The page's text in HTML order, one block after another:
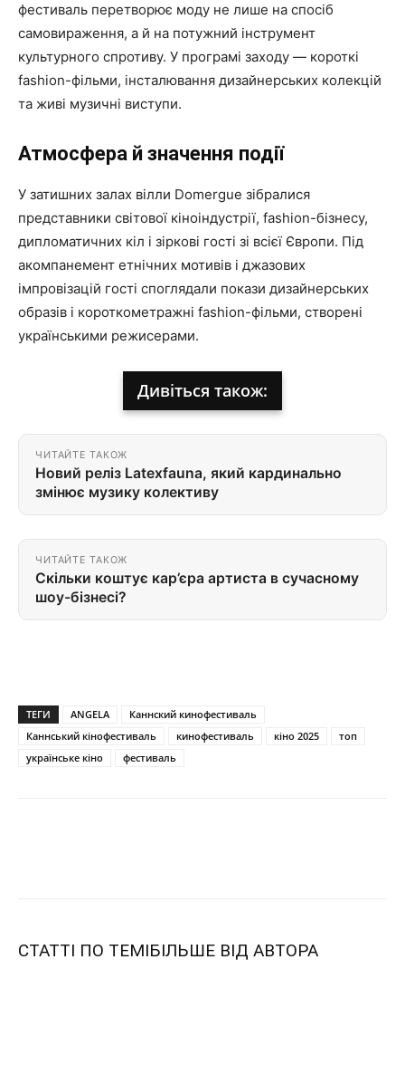
фестиваль перетворює моду не лише на спосіб
самовираження, а й на потужний інструмент
культурного спротиву. У програмі заходу — короткі
fashion-фільми, інсталювання дизайнерських колекцій
та живі музичні виступи.
Атмосфера й значення події
У затишних залах вілли Domergue зібралися
представники світової кіноіндустрії, fashion-бізнесу,
дипломатичних кіл і зіркові гості зі всієї Європи. Під
акомпанемент етнічних мотивів і джазових
імпровізацій гості споглядали покази дизайнерських
образів і короткометражні fashion-фільми, створені
українськими режисерами.
Дивіться також:
ЧИТАЙТЕ ТАКОЖ
Новий реліз Latexfauna, який кардинально
змінює музику колективу
ЧИТАЙТЕ ТАКОЖ
Скільки коштує кар’єра артиста в сучасному
шоу-бізнесі?
ТЕГИ ANGELA
Каннский кинофестиваль
Каннський кінофестиваль
кинофестиваль кіно 2025
топ
українське кіно
фестиваль
СТАТТІ ПО ТЕМІБІЛЬШЕ ВІД АВТОРА